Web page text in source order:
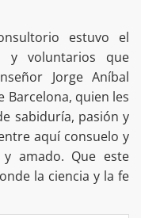
estuvo el
y voluntarios que
Jorge Aníbal
Barcelona, quien les
sabiduría, pasión y
aquí consuelo y
y amado. Que este
la ciencia y la fe